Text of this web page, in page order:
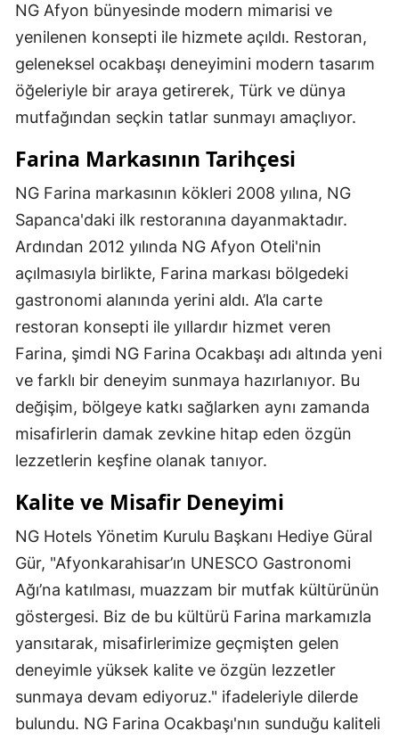
NG Afyon bünyesinde modern mimarisi ve
yenilenen konsepti ile hizmete açıldı. Restoran,
geleneksel ocakbaşı deneyimini modern tasarım
öğeleriyle bir araya getirerek, Türk ve dünya
mutfağından seçkin tatlar sunmayı amaçlıyor.
Farina Markasının Tarihçesi
NG Farina markasının kökleri 2008 yılına, NG
Sapanca'daki ilk restoranına dayanmaktadır.
Ardından 2012 yılında NG Afyon Oteli'nin
açılmasıyla birlikte, Farina markası bölgedeki
gastronomi alanında yerini aldı. A’la carte
restoran konsepti ile yıllardır hizmet veren
Farina, şimdi NG Farina Ocakbaşı adı altında yeni
ve farklı bir deneyim sunmaya hazırlanıyor. Bu
değişim, bölgeye katkı sağlarken aynı zamanda
misafirlerin damak zevkine hitap eden özgün
lezzetlerin keşfine olanak tanıyor.
Kalite ve Misafir Deneyimi
NG Hotels Yönetim Kurulu Başkanı Hediye Güral
Gür, "Afyonkarahisar’ın UNESCO Gastronomi
Ağı’na katılması, muazzam bir mutfak kültürünün
göstergesi. Biz de bu kültürü Farina markamızla
yansıtarak, misafirlerimize geçmişten gelen
deneyimle yüksek kalite ve özgün lezzetler
sunmaya devam ediyoruz." ifadeleriyle dilerde
bulundu. NG Farina Ocakbaşı'nın sunduğu kaliteli